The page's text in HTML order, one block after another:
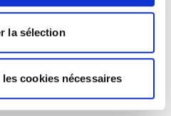
la sélection
cookies nécessaires